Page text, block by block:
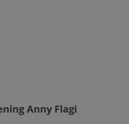
Anny Flagi